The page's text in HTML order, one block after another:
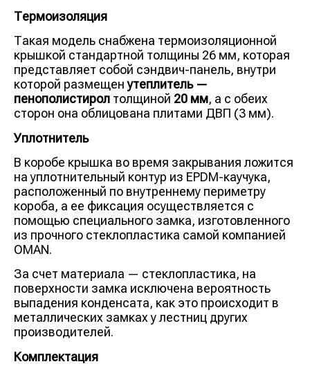
Термоизоляция
Такая модель снабжена термоизоляционной
крышкой стандартной толщины 26 мм, которая
представляет собой сэндвич-панель, внутри
которой размещенутеплитель —
пенополистирол толщиной 20 мм, а с обеих
сторон она облицована плитами ДВП (3 мм).
Уплотнитель
В коробе крышка во время закрывания ложится
на уплотнительный контур из EPDM-каучука,
расположенный по внутреннему периметру
короба, а ее фиксация осуществляется с
помощью специального замка, изготовленного
из прочного стеклопластика самой компанией
OMAN.
За счет материала — стеклопластика, на
поверхности замка исключена вероятность
выпадения конденсата, как это происходит в
металлических замках у лестниц других
производителей.
Комплектация